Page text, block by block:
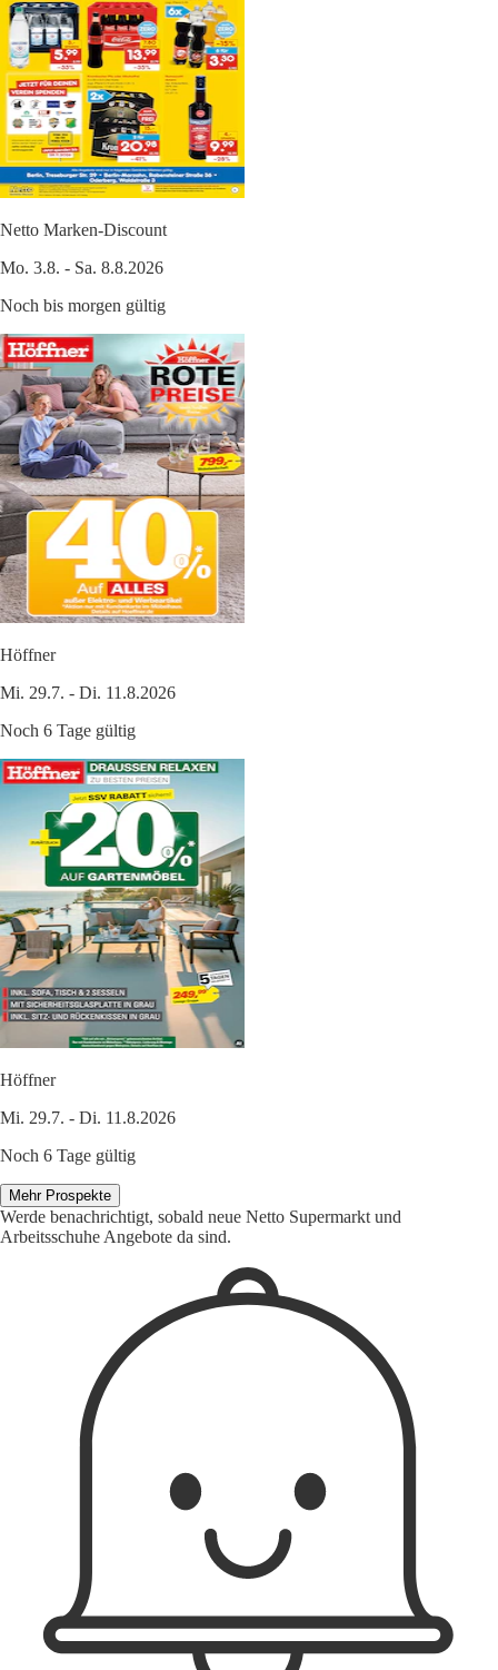
Netto Marken-Discount
Mo. 3.8. - Sa. 8.8.2026
Noch bis morgen gültig
Höffner
Mi. 29.7. - Di. 11.8.2026
Noch 6 Tage gültig
Höffner
Mi. 29.7. - Di. 11.8.2026
Noch 6 Tage gültig
Mehr Prospekte
Werde benachrichtigt, sobald neue Netto Supermarkt und
Arbeitsschuhe Angebote da sind.